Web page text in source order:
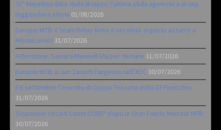
35ª Marathon Bike della Brianza: l’ultima sfida agonistica di una
leggendaria storia 01/08/2026
Europei MTB: il Team Relay firma il secondo argento azzurro a
Monteceneri 31/07/2026
Attenzione: Samara Maxwell sta per tornare 31/07/2026
Europei MTB: a Juri Zanotti l’argento nell’XCC 30/07/2026
Il 6 settembre l’esordio di Coppa Toscana della Gf Pinocchio
31/07/2026
Situazione circuiti Contest360° dopo la Gran Fondo Marradi MTB
30/07/2026